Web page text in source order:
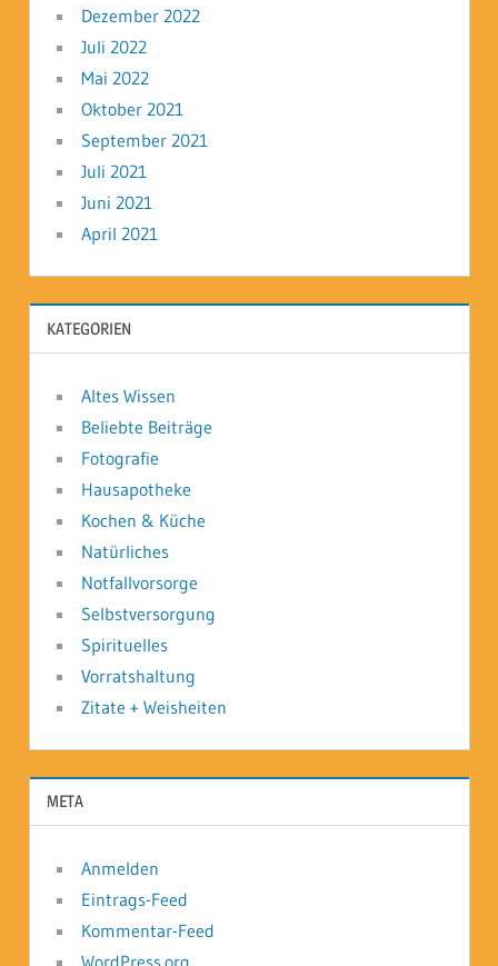
Dezember 2022
Juli 2022
Mai 2022
Oktober 2021
September 2021
Juli 2021
Juni 2021
April 2021
KATEGORIEN
Altes Wissen
Beliebte Beiträge
Fotografie
Hausapotheke
Kochen & Küche
Natürliches
Notfallvorsorge
Selbstversorgung
Spirituelles
Vorratshaltung
Zitate + Weisheiten
META
Anmelden
Eintrags-Feed
Kommentar-Feed